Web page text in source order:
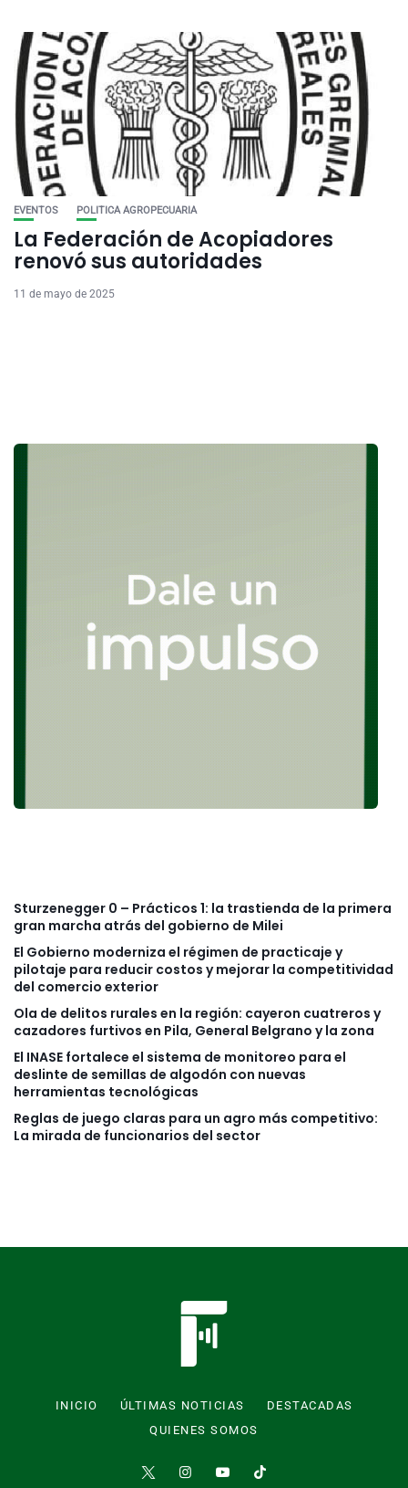
EVENTOS POLITICA AGROPECUARIA
La Federación de Acopiadores
renovó sus autoridades
11 de mayo de 2025
Sturzenegger 0 – Prácticos 1: la trastienda de la primera
gran marcha atrás del gobierno de Milei
El Gobierno moderniza el régimen de practicaje y
pilotaje para reducir costos y mejorar la competitividad
del comercio exterior
Ola de delitos rurales en la región: cayeron cuatreros y
cazadores furtivos en Pila, General Belgrano y la zona
El INASE fortalece el sistema de monitoreo para el
deslinte de semillas de algodón con nuevas
herramientas tecnológicas
Reglas de juego claras para un agro más competitivo:
La mirada de funcionarios del sector
INICIO ÚLTIMAS NOTICIAS
DESTACADAS
QUIENES SOMOS